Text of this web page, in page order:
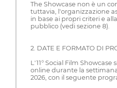
The Showcase non è un
tuttavia, l'organizzazione
in base ai propri criteri e
pubblico (vedi sezione 8).
2. DATE E FORMATO DI
L'11° Social Film
online durante la
2026, con il seguente